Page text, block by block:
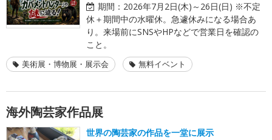
期間： 2026年7月2日(木)～26日(日) ※不定
休＋期間中の水曜休。急遽休みになる場合あ
り。来場前にSNSやHPなどで営業日を確認の
こと。
美術展・博物展・展示会 無料イベント
海外陶芸家作品展
世界の陶芸家の作品を一堂に展示